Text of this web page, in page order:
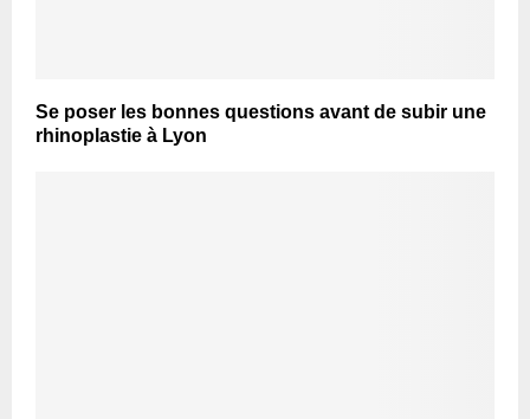
Se poser les bonnes questions avant de subir une
rhinoplastie à Lyon